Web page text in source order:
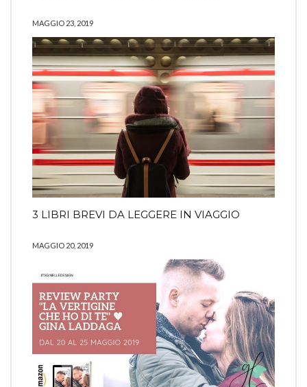
MAGGIO 23, 2019
3 LIBRI BREVI DA LEGGERE IN VIAGGIO
MAGGIO 20, 2019